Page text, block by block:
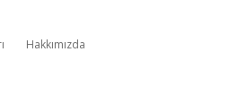
Hakkımızda